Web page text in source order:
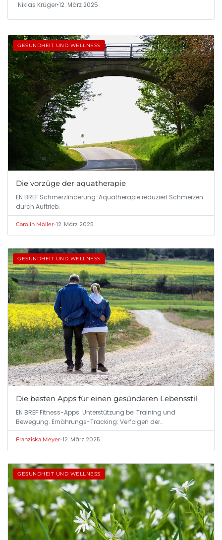
Niklas Krüger•12. März 2025
GESUNDHEIT UND WELLNESS
Die vorzüge der aquatherapie
EN BREF Schmerzlinderung: Aquatherapie reduziert Schmerzen
durch Auftrieb.
Carolin Möller•12. März 2025
GESUNDHEIT UND WELLNESS
Die besten Apps für einen gesünderen Lebensstil
EN BREF Fitness-Apps: Unterstützung bei Training und
Bewegung. Ernährungs-Tracking: Verfolgen der…
Franziska Meyer•12. März 2025
GESUNDHEIT UND WELLNESS